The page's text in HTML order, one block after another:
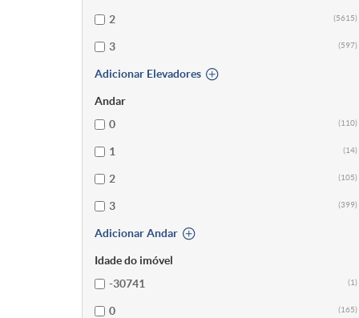
2 (5615)
3 (597)
Adicionar Elevadores
Andar
0
(110)
1 (14)
2 (105)
3 (399)
Adicionar Andar
Idade do imóvel
-30741
(1)
0 (165)